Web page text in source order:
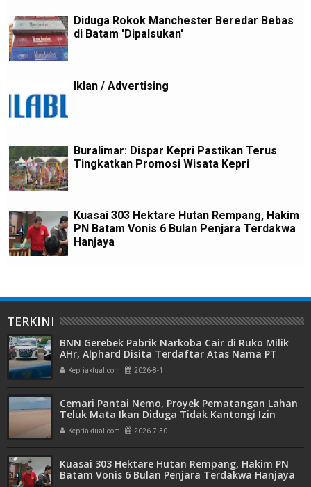
Diduga Rokok Manchester Beredar Bebas
di Batam 'Dipalsukan'
Iklan / Advertising
Buralimar: Dispar Kepri Pastikan Terus
Tingkatkan Promosi Wisata Kepri
Kuasai 303 Hektare Hutan Rempang, Hakim
PN Batam Vonis 6 Bulan Penjara Terdakwa
Hanjaya
TERKINI
BNN Gerebek Pabrik Narkoba Cair di Ruko Milik
AHr, Alphard Disita Terdaftar Atas Nama PT
Mitra Usaha Properti
Kepriaktual.com 2026-8-1
Cemari Pantai Nemo, Proyek Pematangan Lahan
Teluk Mata Ikan Diduga Tidak Kantongi Izin
Amdal
Kepriaktual.com 2026-7-30
Kuasai 303 Hektare Hutan Rempang, Hakim PN
Batam Vonis 6 Bulan Penjara Terdakwa Hanjaya